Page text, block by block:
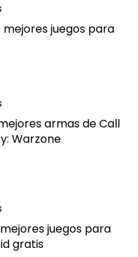
mejores juegos para
armas de Call
Warzone
mejores juegos para
gratis